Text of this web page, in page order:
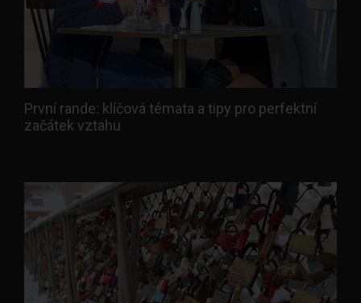
První rande: klíčová témata a tipy pro perfektní
začátek vztahu